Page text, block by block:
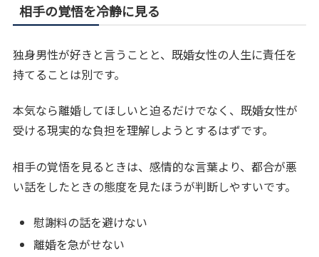
相手の覚悟を冷静に見る
独身男性が好きと言うことと、既婚女性の人生に責任を
持てることは別です。
本気なら離婚してほしいと迫るだけでなく、既婚女性が
受ける現実的な負担を理解しようとするはずです。
相手の覚悟を見るときは、感情的な言葉より、都合が悪
い話をしたときの態度を見たほうが判断しやすいです。
慰謝料の話を避けない
離婚を急がせない